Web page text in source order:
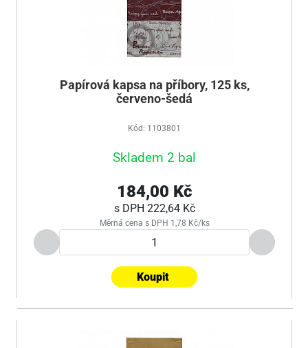
Papírová kapsa na příbory, 125 ks,
červeno-šedá
Kód: 1103801
Skladem 2 bal
184,00 Kč
s DPH 222,64 Kč
Měrná cena s DPH 1,78 Kč/ks
Koupit